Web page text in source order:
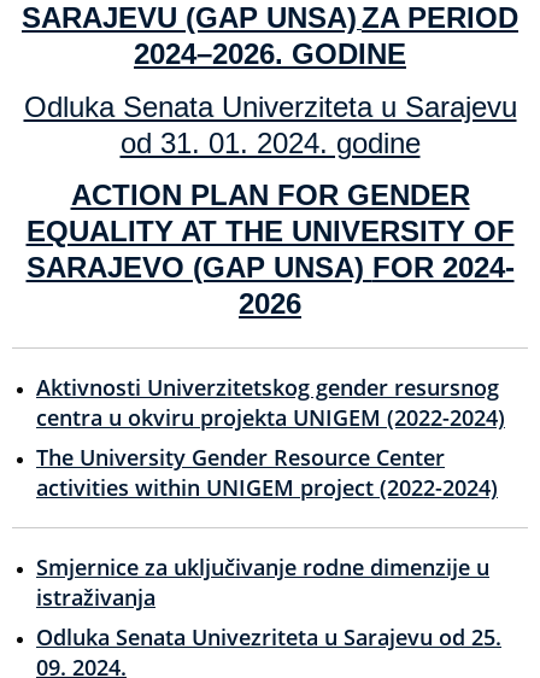
SARAJEVU (GAP UNSA)ZA PERIOD
2024–2026. GODINE
Odluka Senata Univerziteta u Sarajevu
od 31. 01. 2024. godine
ACTION PLAN FOR GENDER
EQUALITY AT THE UNIVERSITY OF
SARAJEVO (GAP UNSA) FOR 2024-
2026
Aktivnosti Univerzitetskog gender resursnog
centra u okviru projekta UNIGEM (2022-2024)
The University Gender Resource Center
activities within UNIGEM project (2022-2024)
Smjernice za uključivanje rodne dimenzije u
istraživanja
Odluka Senata Univezriteta u Sarajevu od 25.
09. 2024.